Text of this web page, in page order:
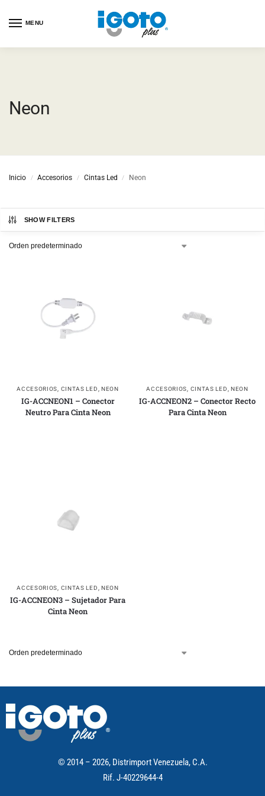
MENU
Neon
Inicio / Accesorios / Cintas Led / Neon
SHOW FILTERS
ACCESORIOS CINTAS LED NEON
IG-ACCNEON1 – Conector
Neutro Para Cinta Neon
ACCESORIOS CINTAS LED NEON
IG-ACCNEON2 – Conector Recto
Para Cinta Neon
ACCESORIOS CINTAS LED NEON
IG-ACCNEON3 – Sujetador Para
Cinta Neon
© 2014 – 2026, Distrimport Venezuela, C.A.
Rif. J-40229644-4